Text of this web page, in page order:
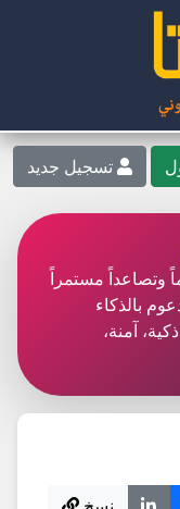
تسجيل جديد
وتصاعداً مستمراً
بالذكاء
آمنة،